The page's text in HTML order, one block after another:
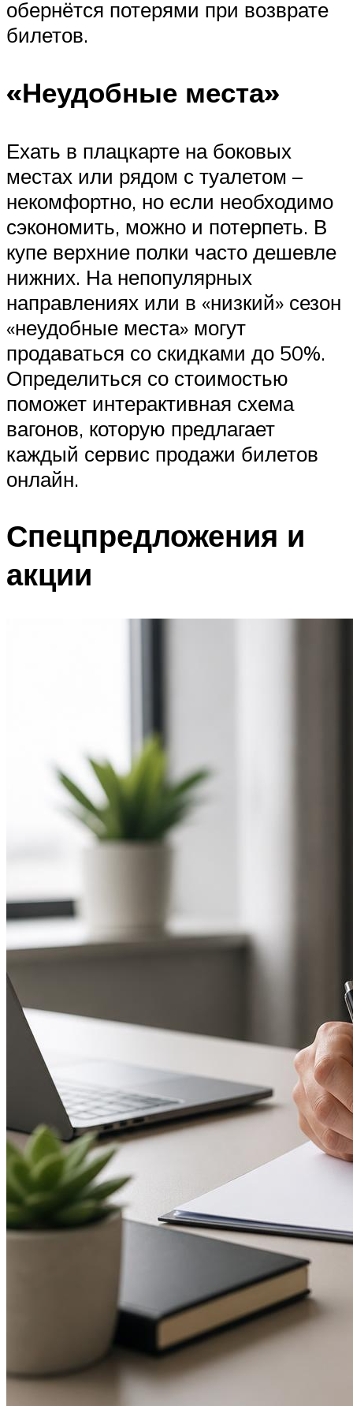
обернётся потерями при возврате
билетов.
«Неудобные места»
Ехать в плацкарте на боковых
местах или рядом с туалетом –
некомфортно, но если необходимо
сэкономить, можно и потерпеть. В
купе верхние полки часто дешевле
нижних. На непопулярных
направлениях или в «низкий» сезон
«неудобные места» могут
продаваться со скидками до 50%.
Определиться со стоимостью
поможет интерактивная схема
вагонов, которую предлагает
каждый сервис продажи билетов
онлайн.
Спецпредложения и
акции